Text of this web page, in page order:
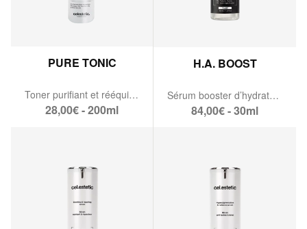
PURE TONIC
Toner purifiant et rééquilibrant
28,00€ - 200ml
H.A. BOOST
Sérum booster d’hydratation
84,00€ - 30ml